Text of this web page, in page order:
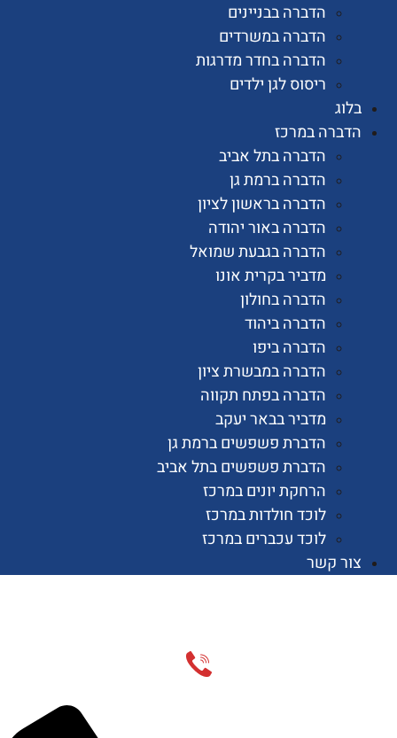
הדברה בבניינים
הדברה במשרדים
הדברה בחדר מדרגות
ריסוס לגן ילדים
במרכז
הדברה בתל אביב
הדברה ברמת גן
הדברה בראשון לציון
הדברה באור יהודה
הדברה בגבעת שמואל
מדביר בקרית אונו
הדברה בחולון
הדברה ביהוד
הדברה ביפו
הדברה במבשרת ציון
הדברה בפתח תקווה
מדביר בבאר יעקב
הדברת פשפשים ברמת גן
הדברת פשפשים בתל אביב
הרחקת יונים במרכז
לוכד חולדות במרכז
לוכד עכברים במרכז